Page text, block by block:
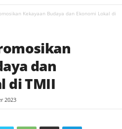
Kekayaan Budaya dan Ekonomi Lokal di
dan
di TMII
2023